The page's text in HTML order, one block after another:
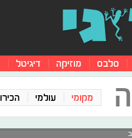
סלבס מוזיקה דיגיטל
מקומי עולמי